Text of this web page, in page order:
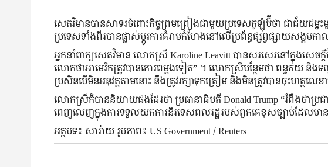
សេតវិមានបានសាទរចំពោះកិច្ចព្រមព្រៀងជាមួយប្រទេសកូឡុំប៊ីថា ជាជ័យជម្
ប្រទេសទាំងពីរបានផ្លាស់ប្តូរការគំរាមកំហែងនៅលើប្រព័ន្ធផ្សព្វផ្សាយសង្គមកា
អ្នកនាំពាក្យសេតវិមាន លោកស្រី Karoline Leavitt បានសរសេរនៅក្នុងសេច
លោកថាអាមេរិកត្រូវបានគោរពម្តងទៀត” ។ លោកស្រីបន្ថែមថា ពន្ធគយ និង
ប្រសិនបើមិនអនុវត្តតាមនោះ នឹងត្រូវរក្សាទុកត្រៀម និងមិនត្រូវបានចុះហត្ថលេ
លោកស្រីក៏បាននិយាយផងដែរថា ប្រធានាធិបតី Donald Trump “រំពឹងថា
ពេញលេញក្នុងការទទួលយកការនិរទេសពលរដ្ឋរបស់ពួកគេខុសច្បាប់ដែលមានវ
អត្ថបទ៖ សារ៉ាយ រូបភាព៖ US Government / Reuters